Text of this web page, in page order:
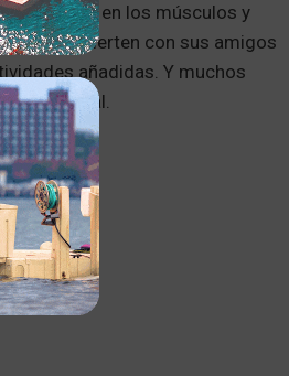
de tensión en los músculos y
se divierten con sus amigos
añadidas. Y muchos
y mental.